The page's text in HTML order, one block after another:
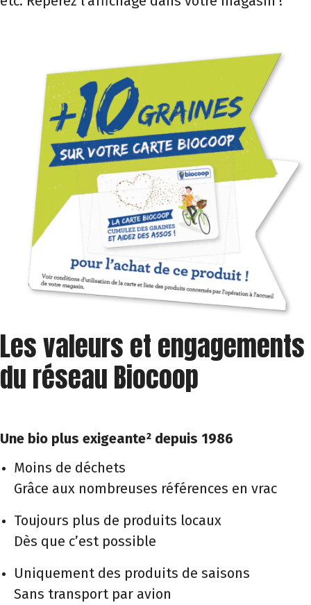
Les valeurs et engagements
du réseau Biocoop
Une bio plus exigeante² depuis 1986
Moins de déchets
Grâce aux nombreuses références en vrac
Toujours plus de produits locaux
Dès que c’est possible
Uniquement des produits de saisons
Sans transport par avion